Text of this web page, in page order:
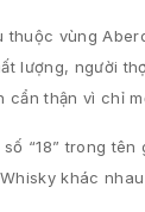
vùng
lượng, người
thận vì chỉ
“18” trong
khác